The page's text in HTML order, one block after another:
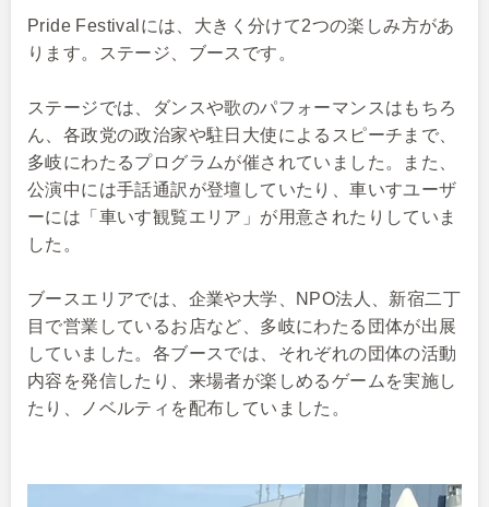
Pride Festivalには、大きく分けて2つの楽しみ方があ
ります。ステージ、ブースです。
ステージでは、ダンスや歌のパフォーマンスはもちろ
ん、各政党の政治家や駐日大使によるスピーチまで、
多岐にわたるプログラムが催されていました。また、
公演中には手話通訳が登壇していたり、車いすユーザ
ーには「車いす観覧エリア」が用意されたりしていま
した。
ブースエリアでは、企業や大学、NPO法人、新宿二丁
目で営業しているお店など、多岐にわたる団体が出展
していました。各ブースでは、それぞれの団体の活動
内容を発信したり、来場者が楽しめるゲームを実施し
たり、ノベルティを配布していました。